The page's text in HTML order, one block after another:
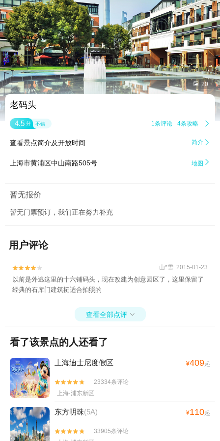
 20
老码头
4.5 分 不错 1条评论 4条攻略 
查看景点简介及开放时间 简介 
上海市黄浦区中山南路505号 地图 
暂无报价
暂无门票预订，我们正在努力补充
用户评论

 山*雪 2015-01-23
以前是外逃这里的十六铺码头，现在改建为创意园区了，这里保留了
经典的石库门建筑挺适合拍照的
查看全部点评 
看了该景点的人还看了
上海迪士尼度假区 ¥409起


23334条评论
上海·浦东新区
东方明珠(5A) ¥110起


33905条评论
